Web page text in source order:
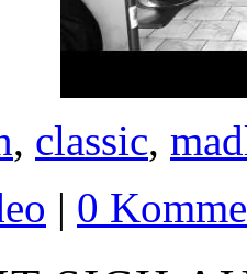
, classic,
| 0